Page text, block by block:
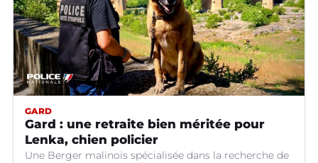
GARD
Gard : une retraite bien méritée pour
Lenka, chien policier
Une Berger malinois spécialisée dans la recherche de